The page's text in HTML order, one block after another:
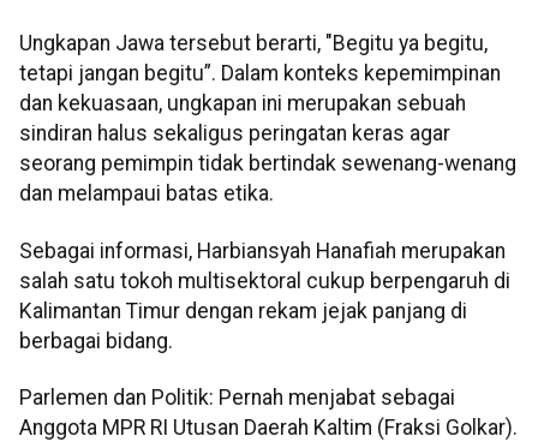
Ungkapan Jawa tersebut berarti, "Begitu ya begitu,
tetapi jangan begitu”. Dalam konteks kepemimpinan
dan kekuasaan, ungkapan ini merupakan sebuah
sindiran halus sekaligus peringatan keras agar
seorang pemimpin tidak bertindak sewenang-wenang
dan melampaui batas etika.
Sebagai informasi, Harbiansyah Hanafiah merupakan
salah satu tokoh multisektoral cukup berpengaruh di
Kalimantan Timur dengan rekam jejak panjang di
berbagai bidang.
Parlemen dan Politik: Pernah menjabat sebagai
Anggota MPR RI Utusan Daerah Kaltim (Fraksi Golkar).